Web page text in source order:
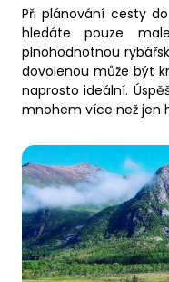
Při plánování cesty
hledáte pouze
plnohodnotnou
dovolenou může být
naprosto ideální.
mnohem více než jen